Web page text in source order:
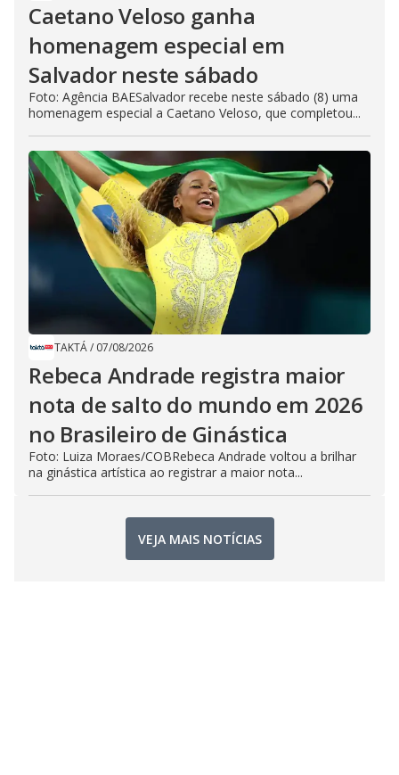
Caetano Veloso ganha
homenagem especial em
Salvador neste sábado
Foto: Agência BAESalvador recebe neste sábado (8) uma
homenagem especial a Caetano Veloso, que completou...
TAKTÁ/ 07/08/2026
Rebeca Andrade registra maior
nota de salto do mundo em 2026
no Brasileiro de Ginástica
Foto: Luiza Moraes/COBRebeca Andrade voltou a brilhar
na ginástica artística ao registrar a maior nota...
VEJA MAIS NOTÍCIAS